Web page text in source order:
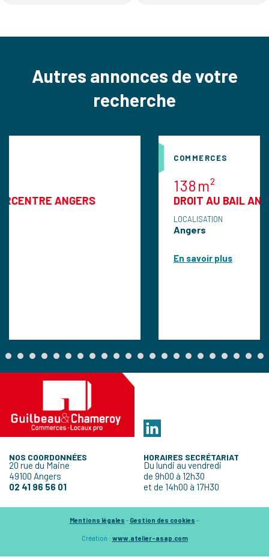
Autres annonces de votre
recherche
ANGERS
COMMERCES
DROIT AU BAIL ANGERS
LOCALISATION
En savoir plus
NOS COORDONNÉES
20 rue du Maine
49100 Angers
02 41 96 56 01
HORAIRES SECRÉTARIAT
Du lundi au vendredi
de 9h00 à 12h30
et de 14h00 à 17H30
Mentions légales - Gestion des cookies -
Création : www.atelier-asap.com